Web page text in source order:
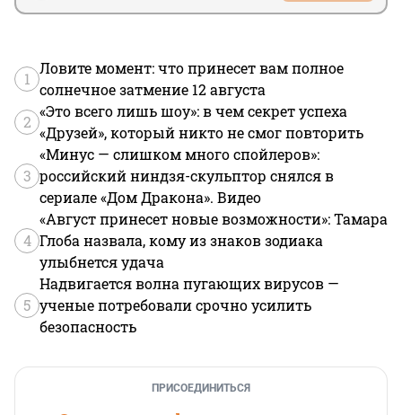
1
Ловите момент: что принесет вам полное
солнечное затмение 12 августа
2
«Это всего лишь шоу»: в чем секрет успеха
«Друзей», который никто не смог повторить
3
«Минус — слишком много спойлеров»:
российский ниндзя-скульптор снялся в
сериале «Дом Дракона». Видео
4
«Август принесет новые возможности»: Тамара
Глоба назвала, кому из знаков зодиака
улыбнется удача
5
Надвигается волна пугающих вирусов —
ученые потребовали срочно усилить
безопасность
ПРИСОЕДИНИТЬСЯ